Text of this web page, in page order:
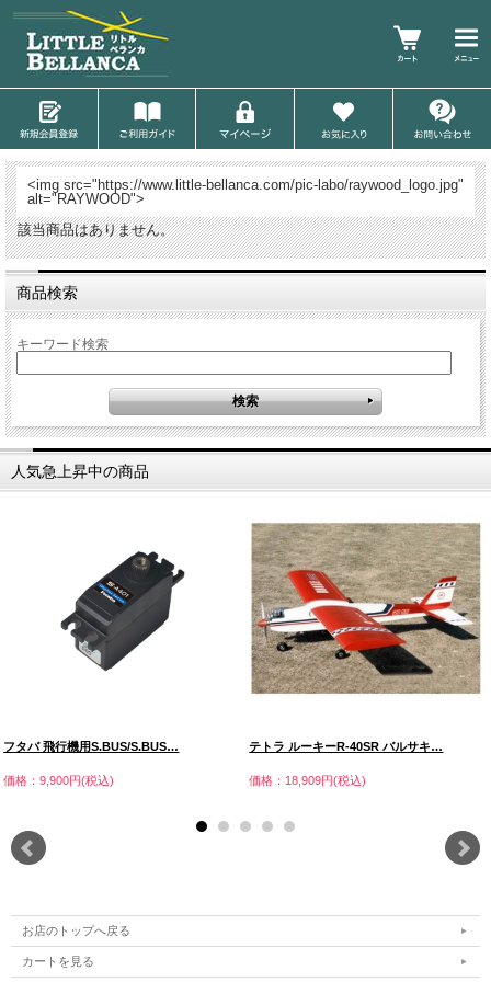
<img src="https://www.little-bellanca.com/pic-labo/raywood_logo.jpg"
alt="RAYWOOD">
該当商品はありません。
商品検索
キーワード検索
人気急上昇中の商品
フタバ 飛行機用S.BUS/S.BUS…
価格：9,900円(税込)
テトラ ルーキーR-40SR バルサキ…
価格：18,909円(税込)
お店のトップへ戻る
カートを見る